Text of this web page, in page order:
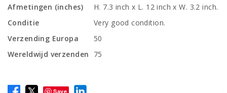
Afmetingen (inches)
H. 7.3 inch x L. 12 inch x W. 3.2 inch.
Conditie
Very good condition.
Verzending Europa
50
Wereldwijd verzenden
75
Save